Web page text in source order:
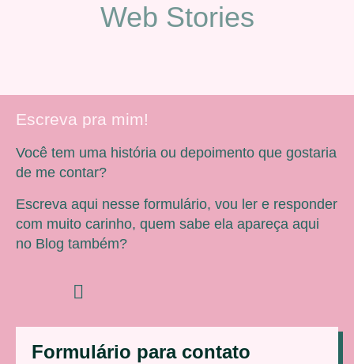
Web Stories
Formulário para contato
Escreva pra mim!
Você tem uma história ou depoimento que gostaria
de me contar?
Escreva aqui nesse formulário, vou ler e responder
com muito carinho, quem sabe ela apareça aqui
no Blog também?